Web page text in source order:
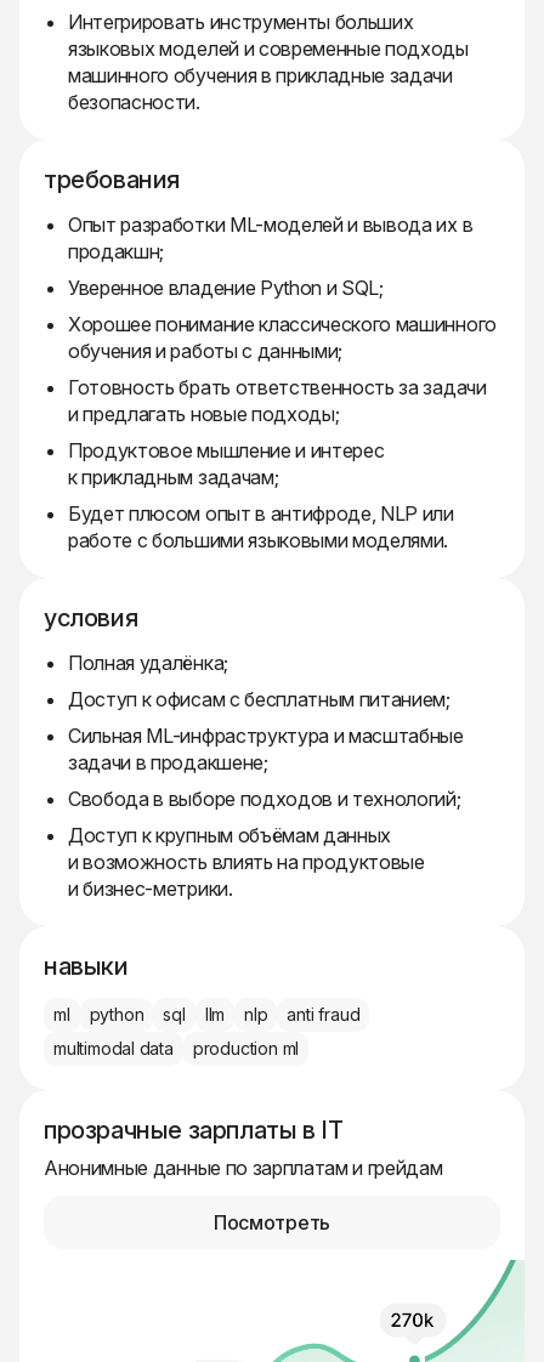
Интегрировать инструменты больших
языковых моделей и современные подходы
машинного обучения в прикладные задачи
безопасности.
требования
Опыт разработки ML-моделей и вывода их в
продакшн;
Уверенное владение Python и SQL;
Хорошее понимание классического машинного
обучения и работы с данными;
Готовность брать ответственность за задачи
и предлагать новые подходы;
Продуктовое мышление и интерес
к прикладным задачам;
Будет плюсом опыт в антифроде, NLP или
работе с большими языковыми моделями.
условия
Полная удалёнка;
Доступ к офисам с бесплатным питанием;
Сильная ML-инфраструктура и масштабные
задачи в продакшене;
Свобода в выборе подходов и технологий;
Доступ к крупным объёмам данных
и возможность влиять на продуктовые
и бизнес-метрики.
навыки
ml python sql llm nlp
anti fraud
multimodal data
production ml
прозрачные зарплаты в IT
Анонимные данные по зарплатам и грейдам
Посмотреть